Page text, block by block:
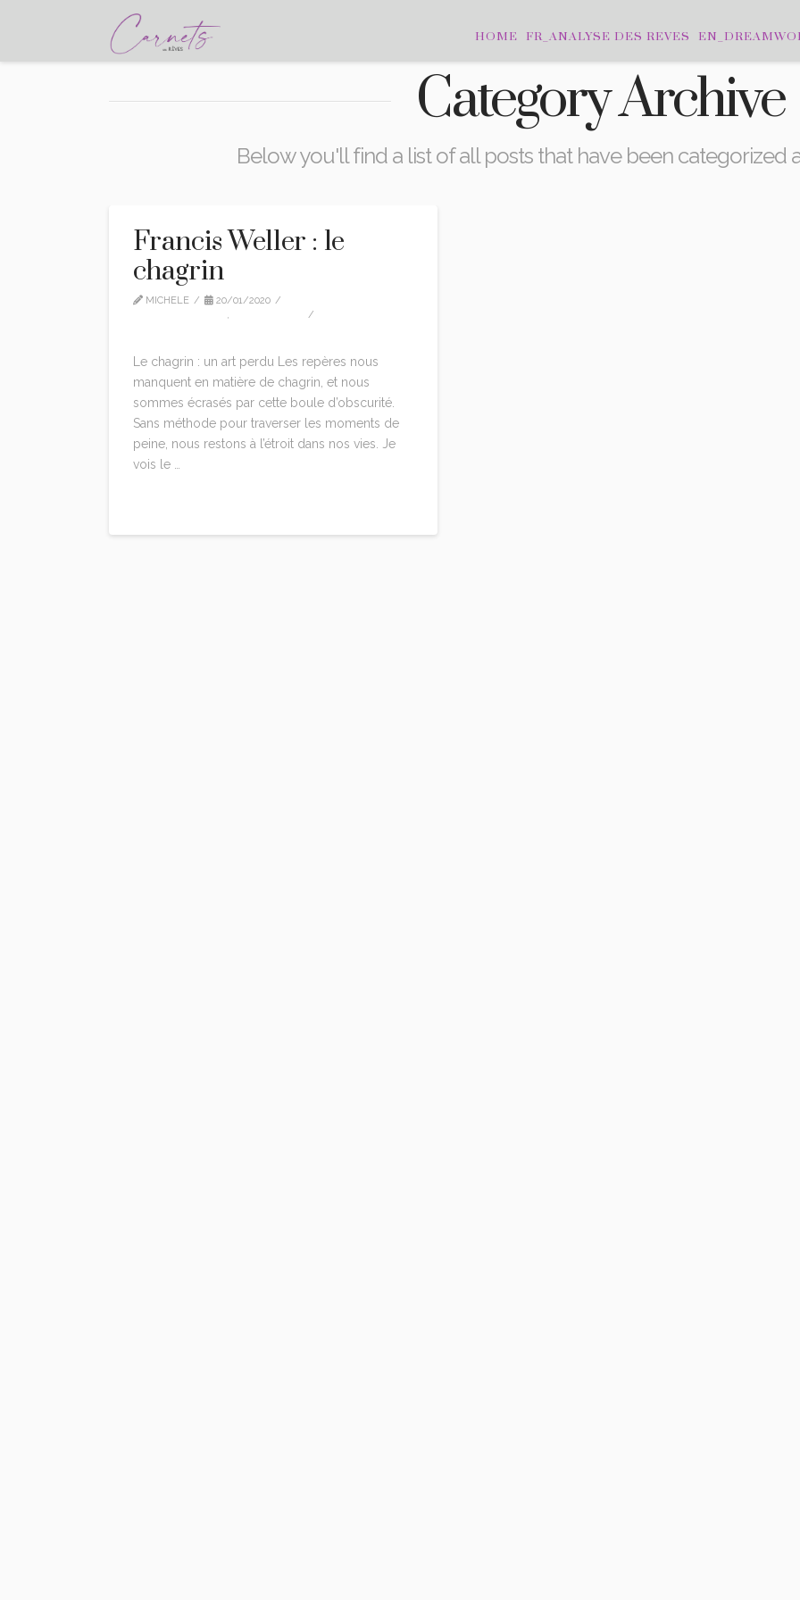
HOME FR_ANALYSE DES REVES
Category Archive
Below you'll find a list of all posts that have been categorized
Francis Weller : le
chagrin
MICHELE
20/01/2020
,
Le chagrin : un art perdu Les repères nous
manquent en matière de chagrin, et nous
sommes écrasés par cette boule d’obscurité.
Sans méthode pour traverser les moments de
peine, nous restons à l’étroit dans nos vies. Je
vois le …